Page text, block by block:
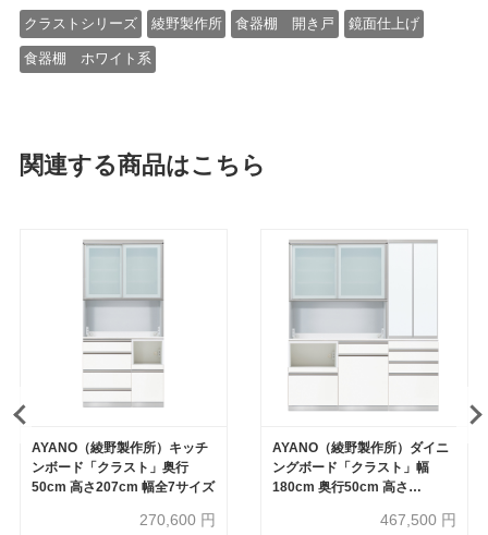
クラストシリーズ 綾野製作所 食器棚 開き戸 鏡面仕上げ
食器棚 ホワイト系
関連する商品はこちら
AYANO（綾野製作所）キッチ
ンボード「クラスト」奥行
50cm 高さ207cm 幅全7サイズ
270,600 円
AYANO（綾野製作所）ダイニ
ングボード「クラスト」幅
180cm 奥行50cm 高さ
467,500 円